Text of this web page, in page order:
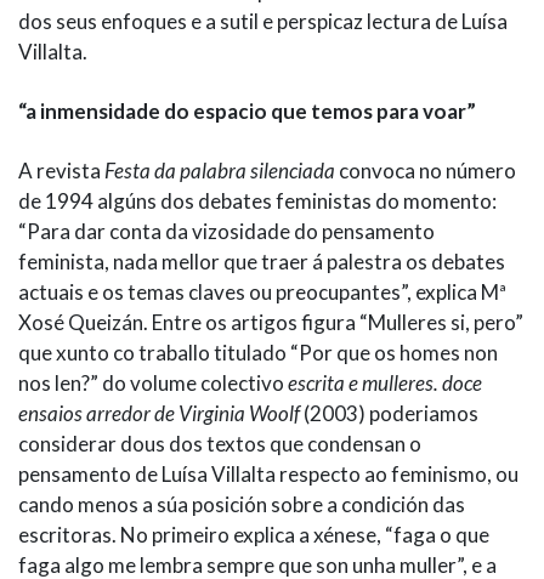
dos seus enfoques e a sutil e perspicaz lectura de Luísa
Villalta.
“a inmensidade do espacio que temos para voar”
A revista Festa da palabra silenciada convoca no número
de 1994 algúns dos debates feministas do momento:
“Para dar conta da vizosidade do pensamento
feminista, nada mellor que traer á palestra os debates
actuais e os temas claves ou preocupantes”, explica Mª
Xosé Queizán. Entre os artigos figura “Mulleres si, pero”
que xunto co traballo titulado “Por que os homes non
nos len?” do volume colectivoescrita e mulleres. doce
ensaios arredor de Virginia Woolf(2003) poderiamos
considerar dous dos textos que condensan o
pensamento de Luísa Villalta respecto ao feminismo, ou
cando menos a súa posición sobre a condición das
escritoras. No primeiro explica a xénese, “faga o que
faga algo me lembra sempre que son unha muller”, e a